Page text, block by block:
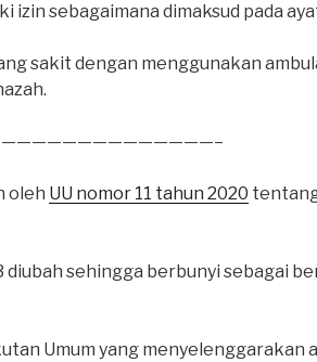
izin sebagaimana dimaksud pada
sakit dengan menggunakan
oleh UU nomor 11 tahun 2020
diubah sehingga berbunyi sebagai
Umum yang menyelenggarakan